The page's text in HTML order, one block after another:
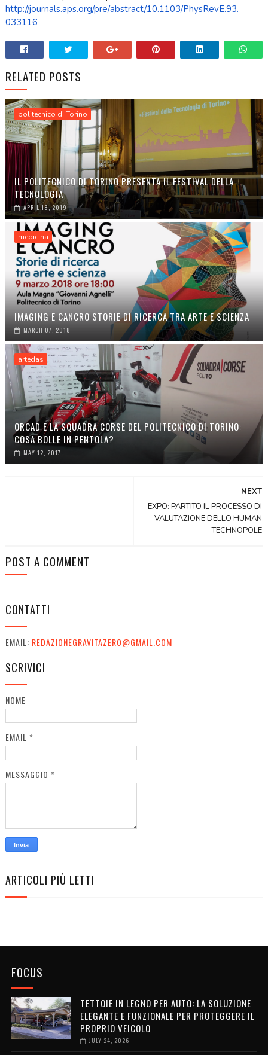
http://journals.aps.org/pre/abstract/10.1103/PhysRevE.93.
033116
RELATED POSTS
politecnico di Torino
IL POLITECNICO DI TORINO PRESENTA IL FESTIVAL DELLA
TECNOLOGIA
APRIL 18, 2019
medicina
IMAGING E CANCRO STORIE DI RICERCA TRA ARTE E SCIENZA
MARCH 07, 2018
artedas
ORCAD E LA SQUADRA CORSE DEL POLITECNICO DI TORINO:
COSA BOLLE IN PENTOLA?
MAY 12, 2017
NEXT
EXPO: PARTITO IL PROCESSO DI
VALUTAZIONE DELLO HUMAN
TECHNOPOLE
POST A COMMENT
CONTATTI
EMAIL: REDAZIONEGRAVITAZERO@GMAIL.COM
SCRIVICI
NOME
EMAIL *
MESSAGGIO *
ARTICOLI PIÙ LETTI
FOCUS
TETTOIE IN LEGNO PER AUTO: LA SOLUZIONE
ELEGANTE E FUNZIONALE PER PROTEGGERE IL
PROPRIO VEICOLO
JULY 24, 2026